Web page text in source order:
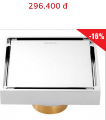
296.400 đ
-16%